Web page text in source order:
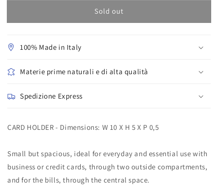
Sold out
100% Made in Italy
Materie prime naturali e di alta qualità
Spedizione Express
CARD HOLDER - Dimensions: W 10 X H 5 X P 0,5
Small but spacious, ideal for everyday and essential use with
business or credit cards, through two outside compartments,
and for the bills, through the central space.